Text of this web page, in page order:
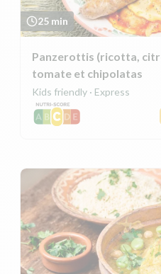
25 min
Panzerottis (ricotta,
tomate et chipolatas
Kids friendly · Express